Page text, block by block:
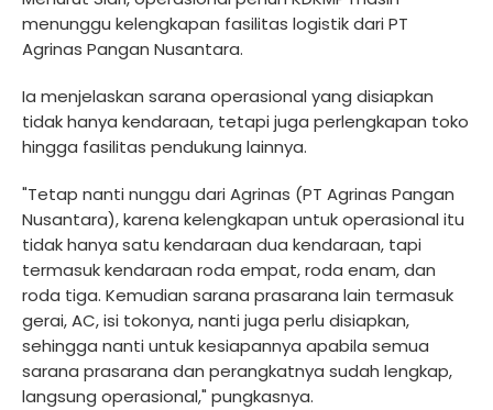
menunggu kelengkapan fasilitas logistik dari PT
Agrinas Pangan Nusantara.
Ia menjelaskan sarana operasional yang disiapkan
tidak hanya kendaraan, tetapi juga perlengkapan toko
hingga fasilitas pendukung lainnya.
"Tetap nanti nunggu dari Agrinas (PT Agrinas Pangan
Nusantara), karena kelengkapan untuk operasional itu
tidak hanya satu kendaraan dua kendaraan, tapi
termasuk kendaraan roda empat, roda enam, dan
roda tiga. Kemudian sarana prasarana lain termasuk
gerai, AC, isi tokonya, nanti juga perlu disiapkan,
sehingga nanti untuk kesiapannya apabila semua
sarana prasarana dan perangkatnya sudah lengkap,
langsung operasional," pungkasnya.